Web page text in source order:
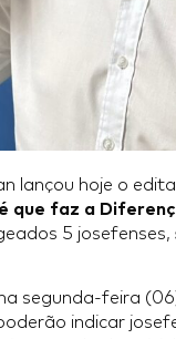
lançou hoje o
que faz a
5 josefenses,
segunda-feira
indicar